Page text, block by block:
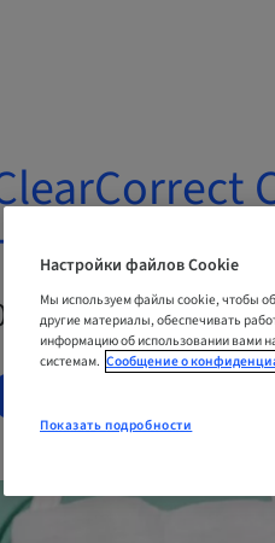
in Hand
нояб. 2026 |
Настройки файлов Cookie
Мы используем файлы cookie, чтобы
другие материалы, обеспечивать
информацию об использовании вами
системам. Сообщение о
Показать подробности